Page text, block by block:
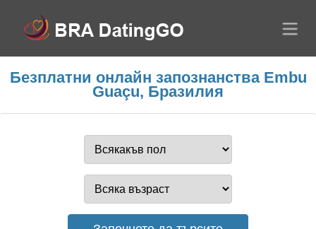
Безплатни онлайн запознанства Embu
Guaçu, Бразилия